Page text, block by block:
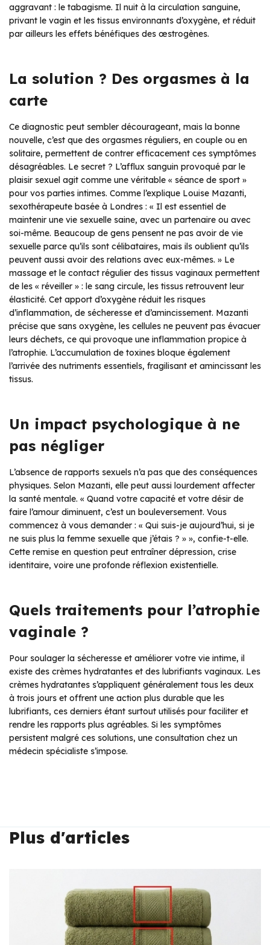
aggravant : le tabagisme. Il nuit à la circulation sanguine,
privant le vagin et les tissus environnants d’oxygène, et réduit
par ailleurs les effets bénéfiques des œstrogènes.
La solution ? Des orgasmes à la
carte
Ce diagnostic peut sembler décourageant, mais la bonne
nouvelle, c’est que des orgasmes réguliers, en couple ou en
solitaire, permettent de contrer efficacement ces symptômes
désagréables. Le secret ? L’afflux sanguin provoqué par le
plaisir sexuel agit comme une véritable « séance de sport »
pour vos parties intimes. Comme l’explique Louise Mazanti,
sexothérapeute basée à Londres : « Il est essentiel de
maintenir une vie sexuelle saine, avec un partenaire ou avec
soi-même. Beaucoup de gens pensent ne pas avoir de vie
sexuelle parce qu’ils sont célibataires, mais ils oublient qu’ils
peuvent aussi avoir des relations avec eux-mêmes. » Le
massage et le contact régulier des tissus vaginaux permettent
de les « réveiller » : le sang circule, les tissus retrouvent leur
élasticité. Cet apport d’oxygène réduit les risques
d’inflammation, de sécheresse et d’amincissement. Mazanti
précise que sans oxygène, les cellules ne peuvent pas évacuer
leurs déchets, ce qui provoque une inflammation propice à
l’atrophie. L’accumulation de toxines bloque également
l’arrivée des nutriments essentiels, fragilisant et amincissant les
tissus.
Un impact psychologique à ne
pas négliger
L’absence de rapports sexuels n’a pas que des conséquences
physiques. Selon Mazanti, elle peut aussi lourdement affecter
la santé mentale. « Quand votre capacité et votre désir de
faire l’amour diminuent, c’est un bouleversement. Vous
commencez à vous demander : « Qui suis-je aujourd’hui, si je
ne suis plus la femme sexuelle que j’étais ? » », confie-t-elle.
Cette remise en question peut entraîner dépression, crise
identitaire, voire une profonde réflexion existentielle.
Quels traitements pour l’atrophie
vaginale ?
Pour soulager la sécheresse et améliorer votre vie intime, il
existe des crèmes hydratantes et des lubrifiants vaginaux. Les
crèmes hydratantes s’appliquent généralement tous les deux
à trois jours et offrent une action plus durable que les
lubrifiants, ces derniers étant surtout utilisés pour faciliter et
rendre les rapports plus agréables. Si les symptômes
persistent malgré ces solutions, une consultation chez un
médecin spécialiste s’impose.
Plus d'articles